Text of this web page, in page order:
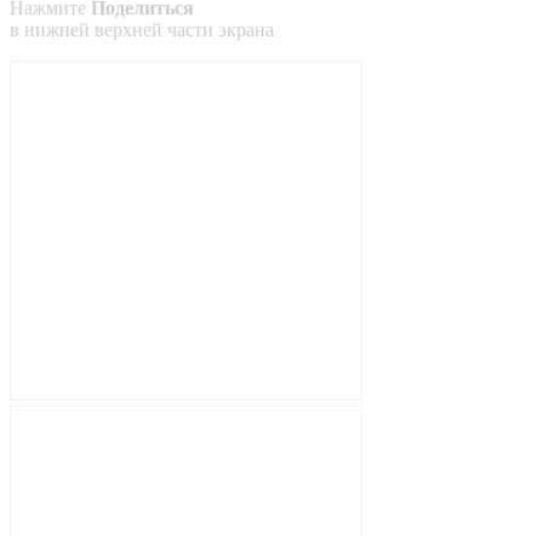
Нажмите Поделиться
в нижней верхней части экрана